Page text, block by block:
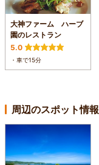
大神ファーム ハーブ
園のレストラン
5.0
・車で15分
周辺のスポット情報